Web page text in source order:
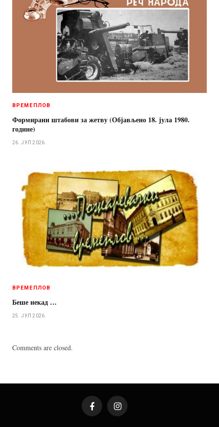
ВРЕМЕПЛОВ
Формирани штабови за жетву (Објављено 18. јула 1980.
године)
26. ЈУЛ 2026.
ВРЕМЕПЛОВ
Беше некад …
25. ЈУЛ 2026.
Comments are closed.
FacebookInstagram